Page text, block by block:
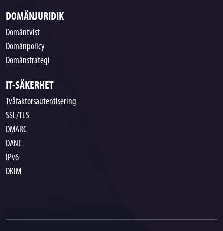
DOMÄNJURIDIK
Domäntvist
Domänpolicy
Domänstrategi
IT-SÄKERHET
Tvåfaktorsautentisering
SSL/TLS
DMARC
DANE
IPv6
DKIM